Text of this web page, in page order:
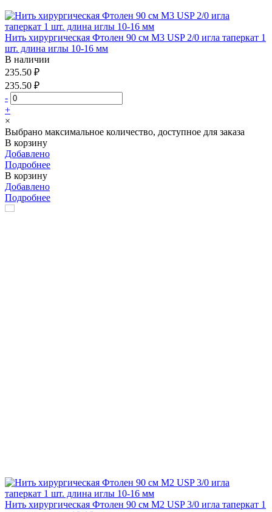
Нить хирургическая Фтолен 90 см М3 USP 2/0 игла таперкат 1
шт. длина иглы 10-16 мм
В наличии
235.50 ₽
235.50 ₽
-
+
×
Выбрано максимальное количество, доступное для заказа
В корзину
Добавлено
Подробнее
В корзину
Добавлено
Подробнее
Нить хирургическая Фтолен 90 см М2 USP 3/0 игла таперкат 1